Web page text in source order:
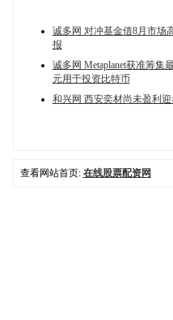
诚多网 对冲基金借8月市场
报
诚多网 Metaplanet获准筹集
元用于投资比特币
和兴网 西安奕材尚未盈利迎
查看网站首页: 在线股票配资网